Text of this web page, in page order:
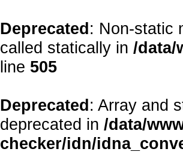
Deprecated: Non-static
called statically in /data/
line 505
Deprecated: Array and
deprecated in /data/
checker/idn/